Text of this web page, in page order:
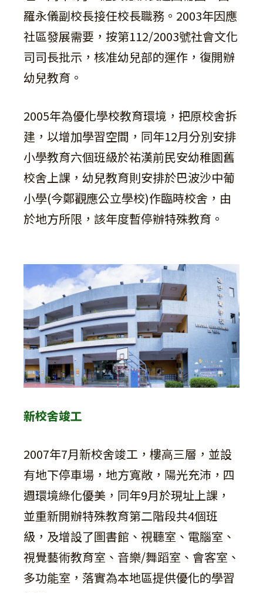
羅永儀副校長接任校長職務。2003年因應
社區發展需要，按第112/2003號社會文化
司司長批示，核准幼兒部的運作，復開辦
幼兒教育。
2005年為優化學校教育環境，把原校舍拆
建，以增加學習空間，同年12月分別安排
小學教育六個班級於祐漢前民安幼稚園舊
校舍上課，幼兒教育則安排於巴波沙中葡
小學(今鄭觀應公立學校)作臨時校舍，由
於地方所限，該年度暫停辦特殊教育。
新校舍竣工
2007年7月新校舍竣工，樓高三層，並設
有地下停車場，地方寬敞，陽光充沛，四
週環境綠化優美，同年9月於現址上課，
並重新開辦特殊教育第二階段共4個班
級，及增設了圖書館、視聽室、電腦室、
視覺藝術教育室、音樂/舞蹈室、會客室、
多功能室，落實為本地區提供優化的學習